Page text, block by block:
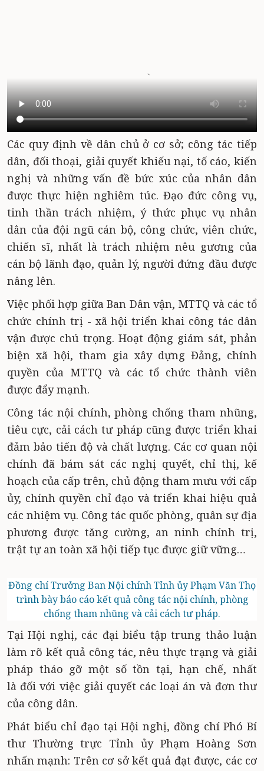
Các quy định về dân chủ ở cơ sở; công tác tiếp
dân, đối thoại, giải quyết khiếu nại, tố cáo, kiến
nghị và những vấn đề bức xúc của nhân dân
được thực hiện nghiêm túc. Đạo đức công vụ,
tinh thần trách nhiệm, ý thức phục vụ nhân
dân của đội ngũ cán bộ, công chức, viên chức,
chiến sĩ, nhất là trách nhiệm nêu gương của
cán bộ lãnh đạo, quản lý, người đứng đầu được
nâng lên.
Việc phối hợp giữa Ban Dân vận, MTTQ và các tổ
chức chính trị - xã hội triển khai công tác dân
vận được chú trọng. Hoạt động giám sát, phản
biện xã hội, tham gia xây dựng Đảng, chính
quyền của MTTQ và các tổ chức thành viên
được đẩy mạnh.
Công tác nội chính, phòng chống tham nhũng,
tiêu cực, cải cách tư pháp cũng được triển khai
đảm bảo tiến độ và chất lượng. Các cơ quan nội
chính đã bám sát các nghị quyết, chỉ thị, kế
hoạch của cấp trên, chủ động tham mưu với cấp
ủy, chính quyền chỉ đạo và triển khai hiệu quả
các nhiệm vụ. Công tác quốc phòng, quân sự địa
phương được tăng cường, an ninh chính trị,
trật tự an toàn xã hội tiếp tục được giữ vững…
Đồng chí Trưởng Ban Nội chính Tỉnh ủy Phạm Văn Thọ
trình bày báo cáo kết quả công tác nội chính, phòng
chống tham nhũng và cải cách tư pháp.
Tại Hội nghị, các đại biểu tập trung thảo luận
làm rõ kết quả công tác, nêu thực trạng và giải
pháp tháo gỡ một số tồn tại, hạn chế, nhất
là đối với việc giải quyết các loại án và đơn thư
của công dân.
Phát biểu chỉ đạo tại Hội nghị, đồng chí Phó Bí
thư Thường trực Tỉnh ủy Phạm Hoàng Sơn
nhấn mạnh: Trên cơ sở kết quả đạt được, các cơ